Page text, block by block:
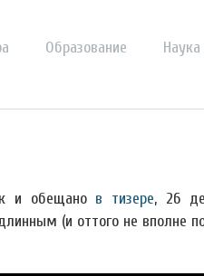
Образование Наука
и обещано в тизере, 26
(и оттого не вполне